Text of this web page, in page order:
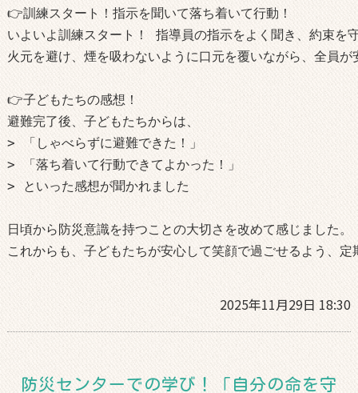
👉訓練スタート！指示を聞いて落ち着いて行動！
いよいよ訓練スタート！ 指導員の指示をよく聞き、約束を
火元を避け、煙を吸わないように口元を覆いながら、全員
👉子どもたちの感想！
避難完了後、子どもたちからは、
> 「しゃべらずに避難できた！」
> 「落ち着いて行動できてよかった！」
> といった感想が聞かれました
日頃から防災意識を持つことの大切さを改めて感じました。
これからも、子どもたちが安心して笑顔で過ごせるよう、
2025年11月29日 18:30
防災センターでの学び！「自分の命を守